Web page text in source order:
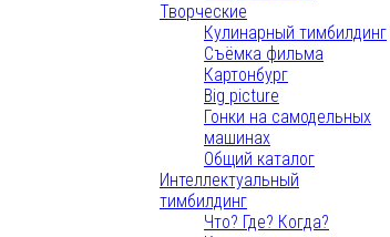
Творческие
Кулинарный тимбилдинг
Съёмка фильма
Картонбург
Big picture
Гонки на самодельных
машинах
Общий каталог
Интеллектуальный
тимбилдинг
Что? Где? Когда?